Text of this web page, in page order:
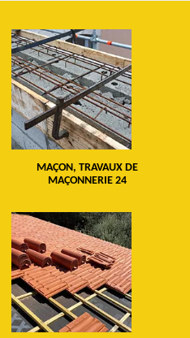
MAÇON, TRAVAUX DE
MAÇONNERIE 24